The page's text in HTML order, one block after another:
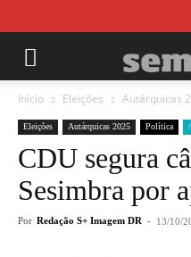
Início Eleições Autárquicas
Eleições Autárquicas 2025 Política
CDU segura
Sesimbra por
Por Redação S+ Imagem DR - 13/10/